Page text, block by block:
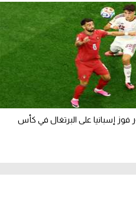
فوز إسبانيا على البرتغال في كأس